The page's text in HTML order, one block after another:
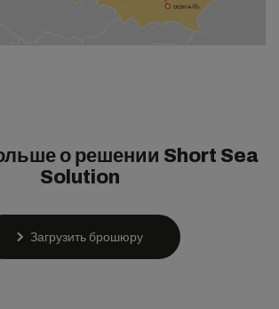
о решении Short Sea
Solution
Загрузить брошюру